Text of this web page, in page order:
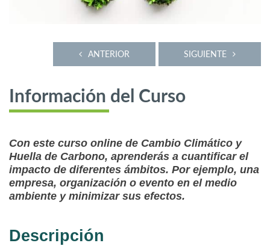
SIGUIENTE
ANTERIOR
Información del Curso
Con este curso online de Cambio Climático y
Huella de Carbono, aprenderás a cuantificar el
impacto de diferentes ámbitos. Por ejemplo, una
empresa, organización o evento en el medio
ambiente y minimizar sus efectos.
Descripción